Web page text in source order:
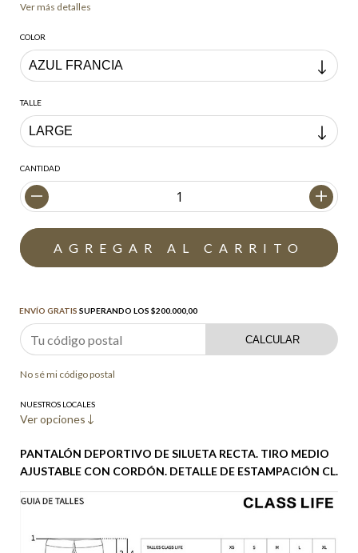
Ver más detalles
COLOR
TALLE
CANTIDAD
ENVÍO GRATIS SUPERANDO LOS $200.000,00
CALCULAR
No sé mi código postal
NUESTROS LOCALES
Ver opciones
PANTALÓN DEPORTIVO DE SILUETA RECTA. TIRO MEDIO
AJUSTABLE CON CORDÓN. DETALLE DE ESTAMPACIÓN CL.